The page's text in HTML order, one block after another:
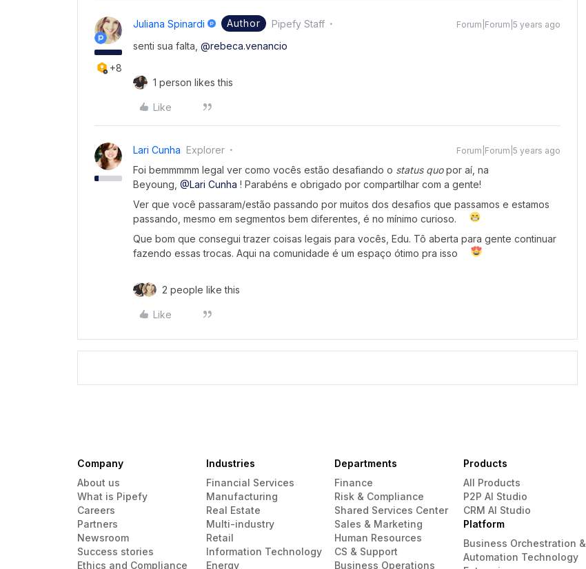
+8
Juliana Spinardi Author Pipefy Staff Forum|Forum|5 years ago
senti sua falta, @rebeca.venancio
1 person likes this
Like
Lari Cunha Explorer Forum|Forum|5 years ago
Foi bemmmmm legal ver como vocês estão desafiando o status quopor aí, na
Beyoung, @Lari Cunha ! Parabéns e obrigado por compartilhar com a gente!
Ver que você passaram/estão passando por muitos dos desafios que passamos e estamos
passando, mesmo em segmentos bem diferentes, é no mínimo curioso.
Que bom que consegui trazer coisas legais para vocês, Edu. Tô aberta para gente continuar
fazendo essas trocas. Aqui na comunidade é um espaço ótimo pra isso
2 people like this
Like
Company
About us
What is Pipefy
Careers
Partners
Newsroom
Success stories
Ethics and Compliance
Industries
Financial Services
Manufacturing
Real Estate
Multi-industry
Retail
Information Technology
Energy
Departments
Finance
Risk & Compliance
Shared Services Center
Sales & Marketing
Human Resources
CS & Support
Business Operations
Products
All Products
P2P AI Studio
CRM AI Studio
Platform
Business Orchestration &
Automation Technology